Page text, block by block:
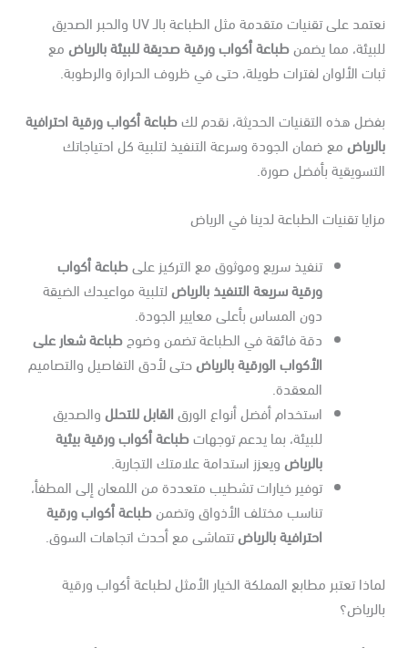
نعتمد على تقنيات متقدمة مثل الطباعة بالـ UV والحبر الصديق
مما يضمنطباعة أكواب ورقية صديقة للبيئة بالرياضمع
الألوان لفترات طويلة، حتى في ظروف الحرارة والرطوبة.
هذه التقنيات الحديثة، نقدم لكطباعة أكواب ورقية احترافية
مع ضمان الجودة وسرعة التنفيذ لتلبية كل احتياجاتك
بأفضل صورة.
تقنيات الطباعة لدينا في الرياض
تنفيذ سريع وموثوق مع التركيز على طباعة أكواب
ورقية سريعة التنفيذ بالرياضلتلبية مواعيدك الضيقة
دون المساس بأعلى معايير الجودة.
دقة فائقة في الطباعة تضمن وضوحطباعة شعار على
الأكواب الورقية بالرياضحتى لأدق التفاصيل والتصاميم
المعقدة.
استخدام أفضل أنواع الورقالقابل للتحللوالصديق
للبيئة، بما يدعم توجهاتطباعة أكواب ورقية بيئية
بالرياضويعزز استدامة علامتك التجارية.
توفير خيارات تشطيب متعددة من اللمعان إلى المطفأ،
تناسب مختلف الأذواق وتضمنطباعة أكواب ورقية
احترافية بالرياضتتماشى مع أحدث اتجاهات السوق.
تعتبر مطابع المملكة الخيار الأمثل لطباعة أكواب ورقية